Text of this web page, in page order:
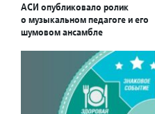
АСИ опубликовало ролик
о музыкальном педагоге и его
шумовом ансамбле